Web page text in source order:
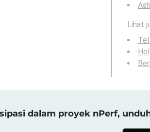
Lihat
dalam proyek nPerf,